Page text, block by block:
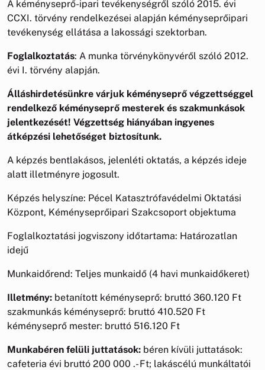
A kéményseprő-ipari tevékenységről szóló 2015. évi
CCXI. törvény rendelkezései alapján kéményseprőipari
tevékenység ellátása a lakossági szektorban.
Foglalkoztatás: A munka törvénykönyvéről szóló 2012.
évi I. törvény alapján.
Álláshirdetésünkre várjuk kéményseprő végzettséggel
rendelkező kéményseprő mesterek és szakmunkások
jelentkezését! Végzettség hiányában ingyenes
átképzési lehetőséget biztosítunk.
A képzés bentlakásos, jelenléti oktatás, a képzés ideje
alatt illetményre jogosult.
Képzés helyszíne: Pécel Katasztrófavédelmi Oktatási
Központ, Kéményseprőipari Szakcsoport objektuma
Foglalkoztatási jogviszony időtartama: Határozatlan
idejű
Munkaidőrend: Teljes munkaidő (4 havi munkaidőkeret)
Illetmény: betanított kéményseprő: bruttó 360.120 Ft
szakmunkás kéményseprő: bruttó 410.520 Ft
kéményseprő mester: bruttó 516.120 Ft
Munkabéren felüli juttatások: béren kívüli juttatások:
cafeteria évi bruttó 200 000 .- Ft; lakáscélú munkáltatói